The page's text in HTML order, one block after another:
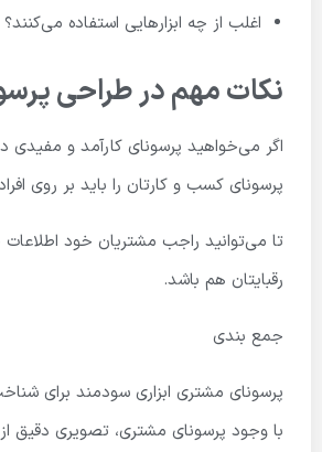
اغلب از چه ابزارهایی استفاده می‌کنند؟
نکات مهم در طراحی
اگر می‌خواهید پرسونای کارآمد و مفیدی
پرسونای کسب و کارتان را باید بر روی
تا می‌توانید راجب مشتریان خود
رقبایتان هم باشد.
جمع بندی
پرسونای مشتری ابزاری سودمند برای
با وجود پرسونای مشتری، تصویری دقیق